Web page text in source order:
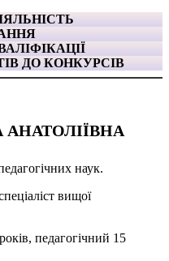
ДО КОНКУРСІВ
наук.
вищої
педагогічний 15